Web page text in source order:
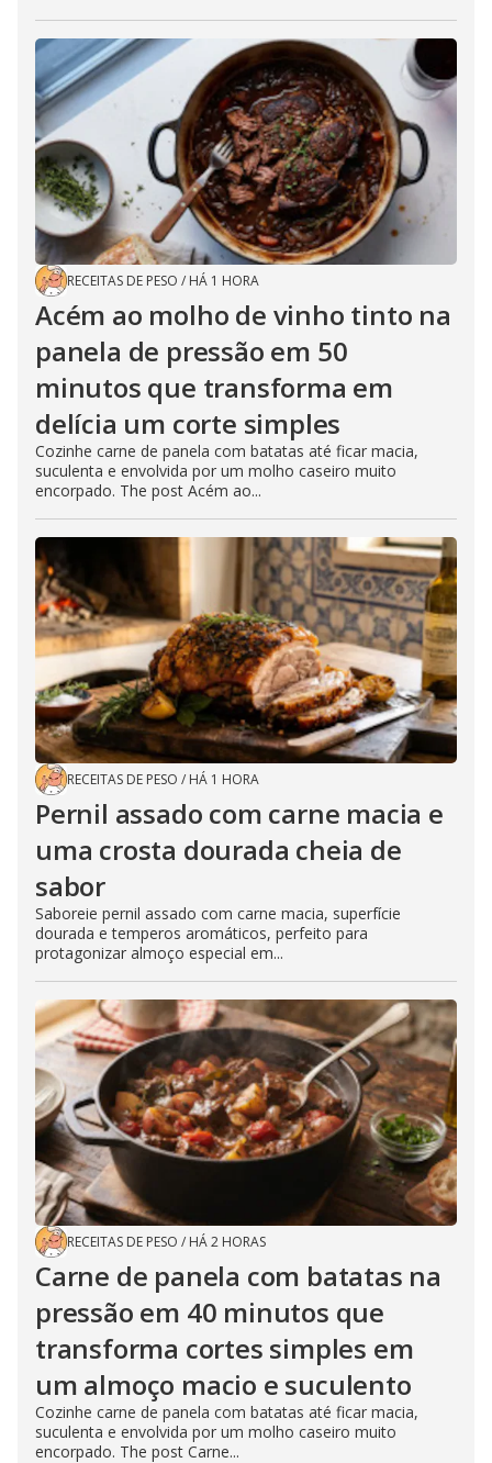
RECEITAS DE PESO / HÁ 1 HORA
Acém ao molho de vinho tinto na
panela de pressão em 50
minutos que transforma em
delícia um corte simples
Cozinhe carne de panela com batatas até ficar macia,
suculenta e envolvida por um molho caseiro muito
encorpado. The post Acém ao...
RECEITAS DE PESO / HÁ 1 HORA
Pernil assado com carne macia e
uma crosta dourada cheia de
sabor
Saboreie pernil assado com carne macia, superfície
dourada e temperos aromáticos, perfeito para
protagonizar almoço especial em...
RECEITAS DE PESO / HÁ 2 HORAS
Carne de panela com batatas na
pressão em 40 minutos que
transforma cortes simples em
um almoço macio e suculento
Cozinhe carne de panela com batatas até ficar macia,
suculenta e envolvida por um molho caseiro muito
encorpado. The post Carne...